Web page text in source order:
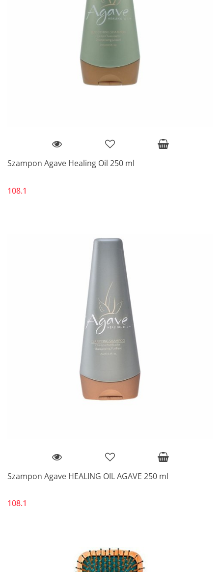
Szampon Agave Healing Oil 250 ml
108.1
Szampon Agave HEALING OIL AGAVE 250 ml
108.1